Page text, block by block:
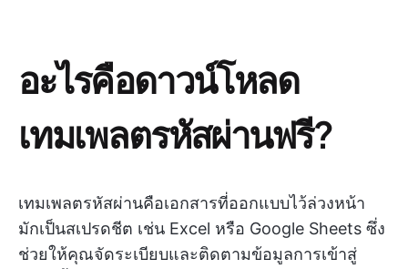
อะไรคือดาวน์โหลด
เทมเพลตรหัสผ่านฟรี?
เทมเพลตรหัสผ่านคือเอกสารที่ออกแบบไว้ล่วงหน้า
มักเป็นสเปรดชีต เช่น Excel หรือ Google Sheets ซึ่ง
ช่วยให้คุณจัดระเบียบและติดตามข้อมูลการเข้าสู่